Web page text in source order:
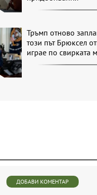
Тръмп отново
този път Брюксел
играе по свирката
ДОБАВИ КОМЕНТАР